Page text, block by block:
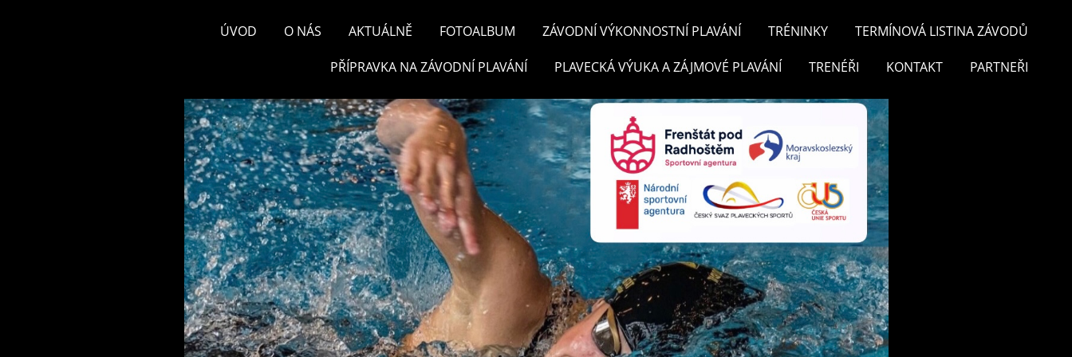
ÚVOD O NÁS AKTUÁLNĚ FOTOALBUM ZÁVODNÍ VÝKONNOSTNÍ PLAVÁNÍ TRÉNINKY TERMÍNOVÁ LISTINA ZÁVODŮ
PŘÍPRAVKA NA ZÁVODNÍ PLAVÁNÍ PLAVECKÁ VÝUKA A ZÁJMOVÉ PLAVÁNÍ TRENÉŘI KONTAKT PARTNEŘI